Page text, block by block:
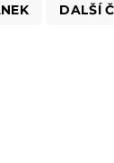
DALŠÍ